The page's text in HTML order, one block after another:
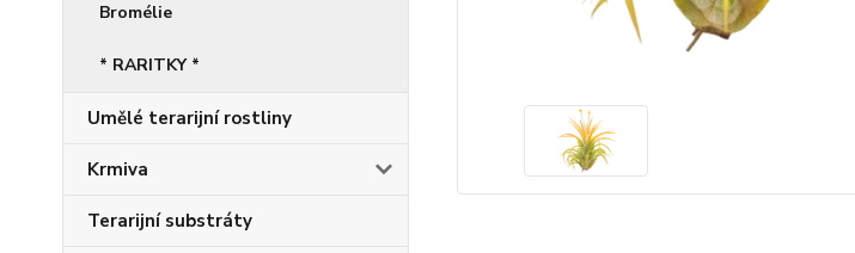
Bromélie
* RARITKY *
Umělé terarijní rostliny
Krmiva
Terarijní substráty